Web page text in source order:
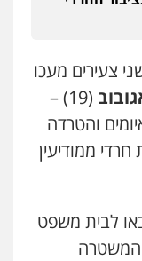
וחקירות
וחקירות
צעירים מעכו
(19) –
והטרדה
ממודיעין
לבית משפט
המשטרה